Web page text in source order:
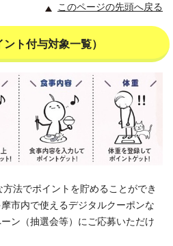
このページの先頭へ戻る
ト付与対象一覧）
法でポイントを貯めることができ
市内で使えるデジタルクーポンな
ン（抽選会等）にご応募いただけ